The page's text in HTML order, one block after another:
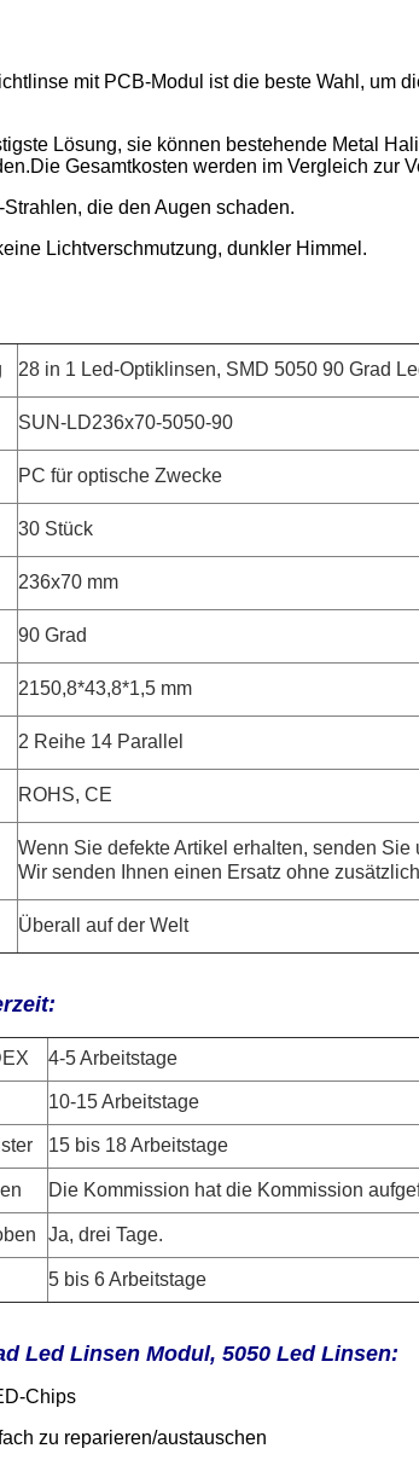
mit PCB-Modul ist die beste Wahl, um
Lösung, sie können bestehende Metal
Gesamtkosten werden im Vergleich zur
die den Augen schaden.
Lichtverschmutzung, dunkler Himmel.
28 in 1 Led-Optiklinsen, SMD 5050 90 Grad
SUN-LD236x70-5050-90
PC für optische Zwecke
30 Stück
236x70 mm
90 Grad
2150,8*43,8*1,5 mm
2 Reihe 14 Parallel
ROHS, CE
Wenn Sie defekte Artikel erhalten, senden
Wir senden Ihnen einen Ersatz ohne
Überall auf der Welt
4-5 Arbeitstage
10-15 Arbeitstage
15 bis 18 Arbeitstage
Die Kommission hat die Kommission
Ja, drei Tage.
5 bis 6 Arbeitstage
Led Linsen Modul, 5050 Led Linsen:
Chips
zu reparieren/austauschen